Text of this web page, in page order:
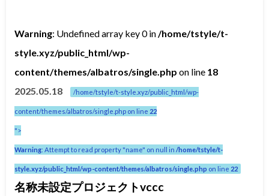
Warning: Undefined array key 0 in/home/tstyle/t-
style.xyz/public_html/wp-
content/themes/albatros/single.php on line 18
2025.05.18
/home/tstyle/t-style.xyz/public_html/wp-
content/themes/albatros/single.php on line 22
">
Warning: Attempt to read property "name" on null in/home/tstyle/t-
style.xyz/public_html/wp-content/themes/albatros/single.php on line 22
名称未設定プロジェクトvccc